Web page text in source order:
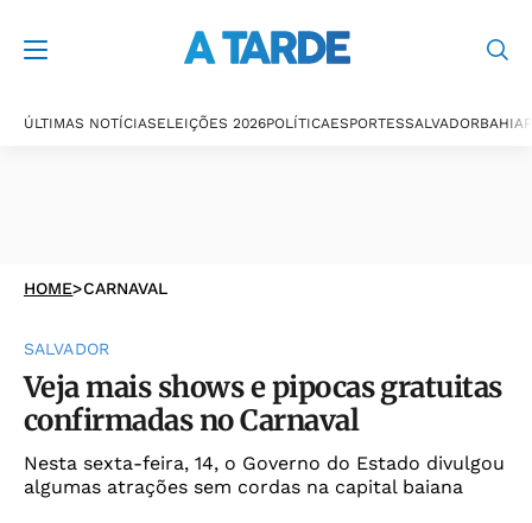
ÚLTIMAS NOTÍCIASELEIÇÕES 2026POLÍTICAESPORTESSALVADORBAHIA
HOME>CARNAVAL
SALVADOR
Veja mais shows e pipocas gratuitas
confirmadas no Carnaval
Nesta sexta-feira, 14, o Governo do Estado divulgou
algumas atrações sem cordas na capital baiana